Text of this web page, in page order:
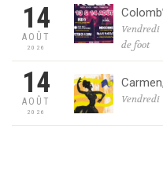
14
AOÛT
2026
Vendredi
de foot
14
AOÛT
2026
Vendredi